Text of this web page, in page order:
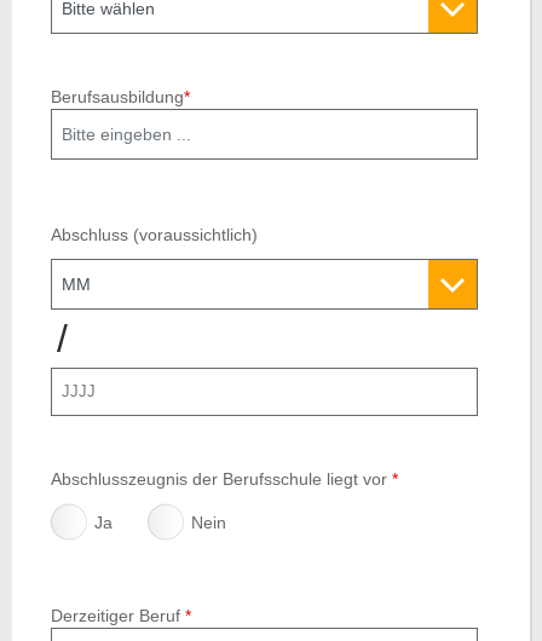
Berufsausbildung*
Abschluss (voraussichtlich)
/
Jahr
Abschlusszeugnis der Berufsschule liegt vor *
Ja Nein
Derzeitiger Beruf *